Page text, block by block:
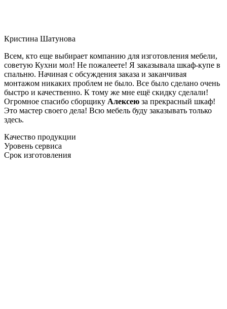
Кристина Шатунова
Всем, кто еще выбирает компанию для изготовления мебели,
советую Кухни мол! Не пожалеете! Я заказывала шкаф-купе в
спальню. Начиная с обсуждения заказа и заканчивая
монтажом никаких проблем не было. Все было сделано очень
быстро и качественно. К тому же мне ещё скидку сделали!
Огромное спасибо сборщику Алексею за прекрасный шкаф!
Это мастер своего дела! Всю мебель буду заказывать только
здесь.
Качество продукции
Уровень сервиса
Срок изготовления